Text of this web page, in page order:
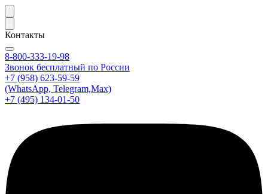
Контакты
8-800-333-19-98
Звонок бесплатный по России
+7 (958) 623-59-59
(WhatsApp, Telegram,Max)
+7 (495) 134-01-50